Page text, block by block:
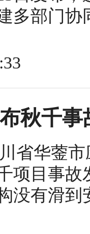
多部门
秋千
省华蓥
项目事
没有滑